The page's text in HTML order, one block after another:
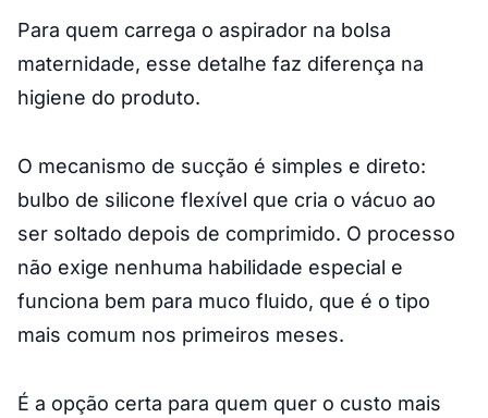
Para quem carrega o aspirador na bolsa
maternidade, esse detalhe faz diferença na
higiene do produto.
O mecanismo de sucção é simples e direto:
bulbo de silicone flexível que cria o vácuo ao
ser soltado depois de comprimido. O processo
não exige nenhuma habilidade especial e
funciona bem para muco fluido, que é o tipo
mais comum nos primeiros meses.
É a opção certa para quem quer o custo mais